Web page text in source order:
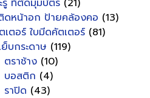
รู ที่ตัดมุมบัตร (21)
ดหน้าอก ป้ายคล้องคอ (13)
เตอร์ ใบมีดคัตเตอร์ (81)
บกระดาษ (119)
ตราช้าง (10)
บอสติก (4)
ราปิด (43)